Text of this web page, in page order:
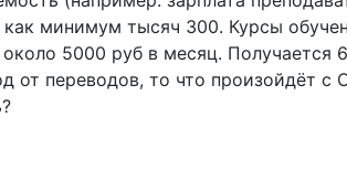
минимум тысяч 300. Курсы
5000 руб в месяц. Получается
от переводов, то что произойдёт